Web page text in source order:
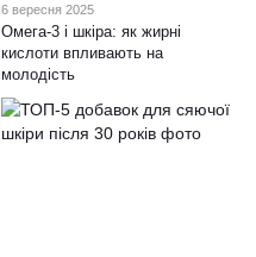
6 вересня 2025
Омега-3 і шкіра: як жирні
кислоти впливають на
молодість